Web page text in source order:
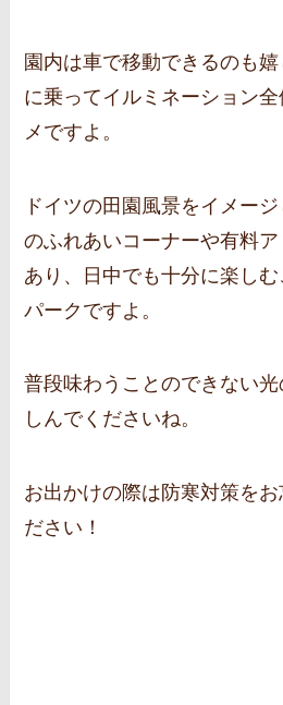
園内は車で移動できるのも
に乗ってイルミネーション
メですよ。
ドイツの田園風景をイメー
のふれあいコーナーや有料
あり、日中でも十分に楽し
パークですよ。
普段味わうことのできない
しんでくださいね。
お出かけの際は防寒対策をお
ださい！